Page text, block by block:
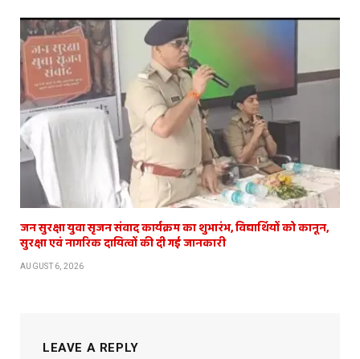
जन सुरक्षा युवा सृजन संवाद कार्यक्रम का शुभारंभ, विद्यार्थियों को कानून,
सुरक्षा एवं नागरिक दायित्वों की दी गई जानकारी
AUGUST 6, 2026
LEAVE A REPLY